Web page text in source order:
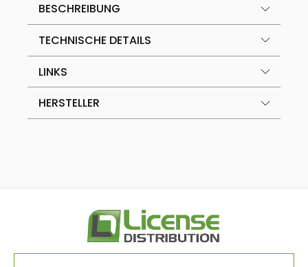
BESCHREIBUNG
TECHNISCHE DETAILS
LINKS
HERSTELLER